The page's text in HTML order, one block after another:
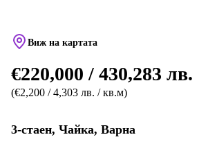
Виж на картата
€220,000 / 430,283 лв.
(€2,200 / 4,303 лв. / кв.м)
3-стаен, Чайка, Варна